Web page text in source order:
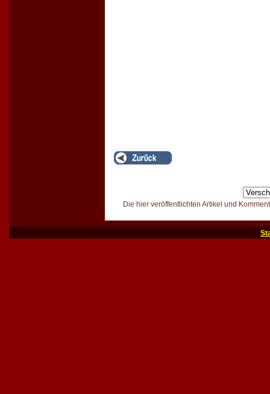
Die hier veröffentlichten Artikel und